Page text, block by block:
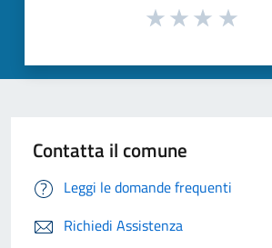
Contatta il comune
Leggi le domande frequenti
Richiedi Assistenza